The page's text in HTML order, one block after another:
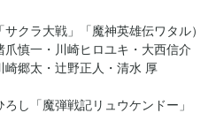
クラ大戦」「魔神英雄伝ワタル）
爪慎一・川崎ヒロユキ・大西信介
崎郷太・辻野正人・清水 厚
し「魔弾戦記リュウケンドー」